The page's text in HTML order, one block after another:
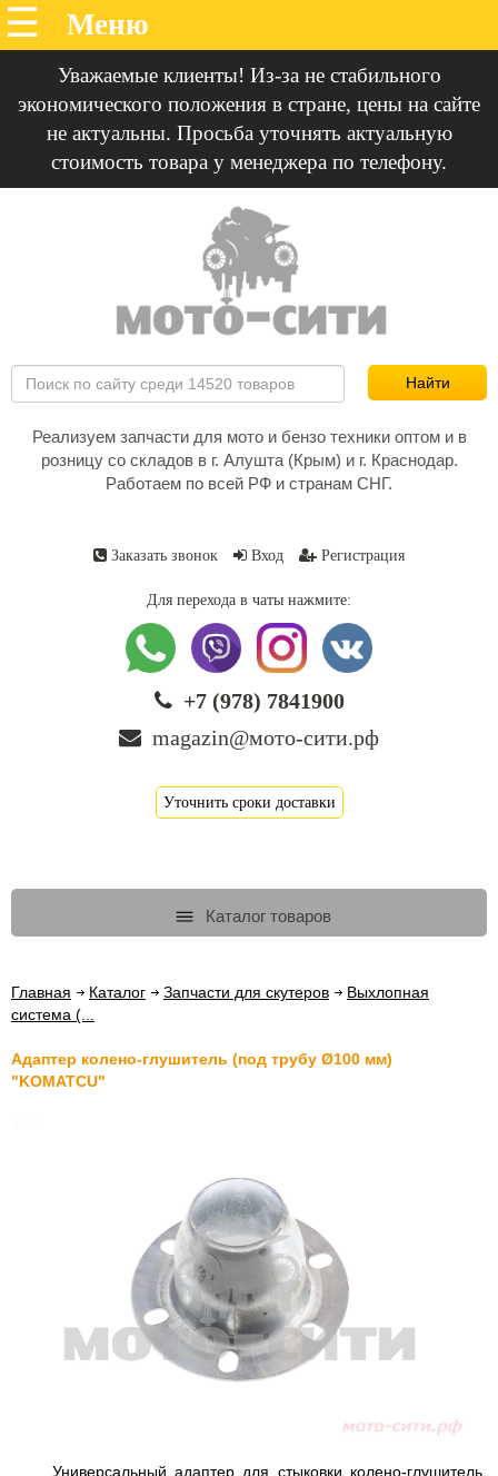
Уважаемые клиенты! Из-за не стабильного
экономического положения в стране, цены на сайте
не актуальны. Просьба уточнять актуальную
стоимость товара у менеджера по телефону.
Реализуем запчасти для мото и бензо техники оптом и в
розницу со складов в г. Алушта (Крым) и г. Краснодар.
Работаем по всей РФ и странам СНГ.
Заказать звонок Вход Регистрация
Для перехода в чаты нажмите:
+7 (978) 7841900
magazin@мото-сити.рф
Уточнить сроки доставки
Каталог товаров
Главная Каталог Запчасти для скутеров
Выхлопная
система (...
Адаптер колено-глушитель (под трубу Ø100 мм)
"KOMATCU"
Универсальный адаптер для стыковки колено-глушитель.